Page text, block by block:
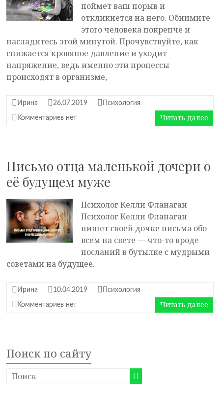
поймет ваш порыв и
откликнется на него. Обнимите
этого человека покрепче и
насладитесь этой минутой. Прочувствуйте, как
снижается кровяное давление и уходит
напряжение, ведь именно эти процессы
происходят в организме,
Ирина 26.07.2019 Психология
Комментариев нет Читать далее
Письмо отца маленькой дочери о
её будущем муже
Психолог Келли Фланаган
Психолог Келли Фланаган
пишет своей дочке письма обо
всем на свете — что-то вроде
посланий в бутылке с мудрыми
советами на будущее.
Ирина 10.04.2019 Психология
Комментариев нет Читать далее
Поиск по сайту